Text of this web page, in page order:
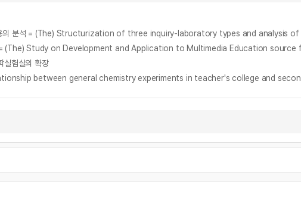
실험실의 확장
relationship between general chemistry experiments in teacher's college and